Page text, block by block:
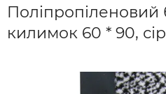
Поліпропіленовий
килимок 60 * 90,